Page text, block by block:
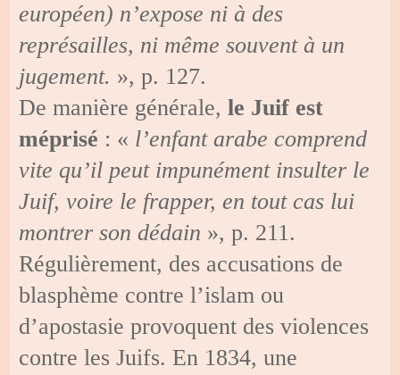
européen) n’expose ni à des
représailles, ni même souvent à un
jugement. », p. 127.
De manière générale,le Juif est
méprisé : « l’enfant arabe comprend
vite qu’il peut impunément insulter le
Juif, voire le frapper, en tout cas lui
montrer son dédain », p. 211.
Régulièrement, des accusations de
blasphème contre l’islam ou
d’apostasie provoquent des violences
contre les Juifs. En 1834, une